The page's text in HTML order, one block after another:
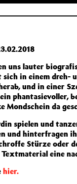
uns lauter
in einem dreh-
und in einer
phantasievoller,
Mondschein da
spielen und
und hinterfragen
Stürze oder
eine
hier.